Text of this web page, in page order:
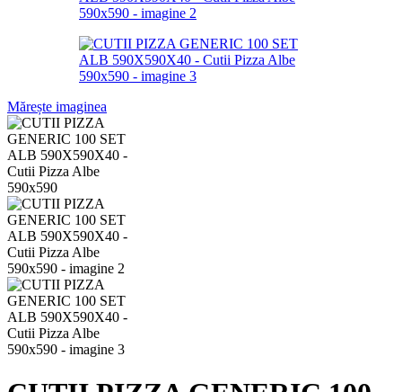
Mărește imaginea